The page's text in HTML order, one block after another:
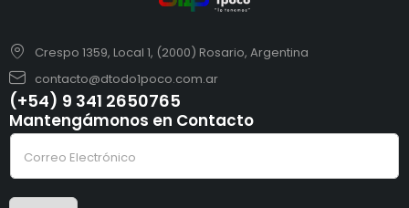
Crespo 1359, Local 1, (2000) Rosario, Argentina
contacto@dtodo1poco.com.ar
(+54) 9 341 2650765
Mantengámonos en Contacto
e
l
c
r
C
e